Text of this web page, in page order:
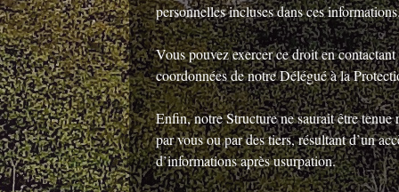
personnelles incluses dans ces
Vous pouvez exercer ce droit en
coordonnées de notre Délégué à la
Enfin, notre Structure ne saurait être
par vous ou par des tiers, résultant d’un
d’informations après usurpation.